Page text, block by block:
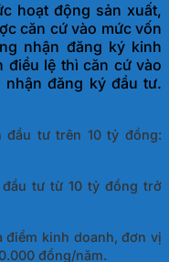
hoạt động sản xuất,
căn cứ vào mức vốn
nhận đăng ký kinh
điều lệ thì căn cứ vào
đăng ký đầu tư.
tư trên 10 tỷ đồng:
tư từ 10 tỷ đồng trở
điểm kinh doanh, đơn vị
đồng/năm.